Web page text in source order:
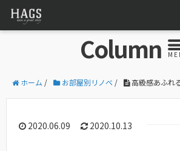
Column
ホーム / お部屋別リノベ / 高級感あふれ
2020.06.09 2020.10.13